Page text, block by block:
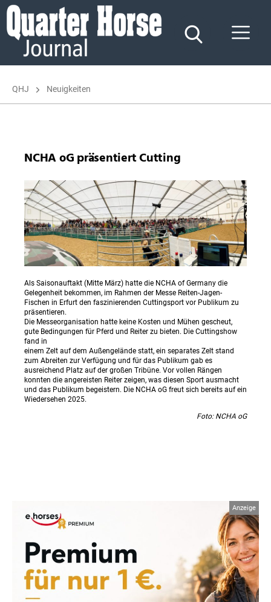
Quarter
Horse
Journal
QHJ Neuigkeiten
NCHA oG präsentiert Cutting
Als Saisonauftakt (Mitte März) hatte die NCHA of Germany die
Gelegenheit bekommen, im Rahmen der Messe Reiten-Jagen-
Fischen in Erfurt den faszinierenden Cuttingsport vor Publikum zu
präsentieren.
Die Messeorganisation hatte keine Kosten und Mühen gescheut,
gute Bedingungen für Pferd und Reiter zu bieten. Die Cuttingshow
fand in
einem Zelt auf dem Außengelände statt, ein separates Zelt stand
zum Abreiten zur Verfügung und für das Publikum gab es
ausreichend Platz auf der großen Tribüne. Vor vollen Rängen
konnten die angereisten Reiter zeigen, was diesen Sport ausmacht
und das Publikum begeistern. Die NCHA oG freut sich bereits auf ein
Wiedersehen 2025.
Foto: NCHA oG